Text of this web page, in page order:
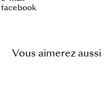
facebook
Vous aimerez aussi